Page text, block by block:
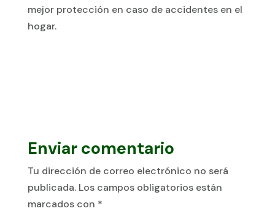
mejor protección en caso de accidentes en el
hogar.
Enviar comentario
Tu dirección de correo electrónico no será
publicada. Los campos obligatorios están
marcados con *